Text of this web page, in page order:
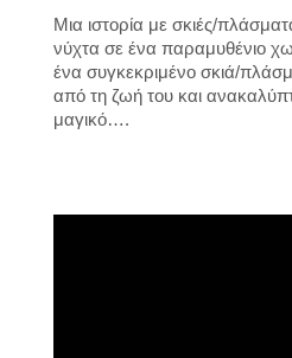
Μια ιστορία με σκιές/
νύχτα σε ένα παραμυθένιο
ένα συγκεκριμένο σκιά/
από τη ζωή του και
μαγικό….